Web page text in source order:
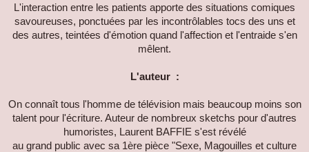
L'interaction entre les patients apporte des situations comiques
savoureuses, ponctuées par les incontrôlables tocs des uns et
des autres, teintées d'émotion quand l'affection et l'entraide s'en
mêlent.
L'auteur :
On connaît tous l'homme de télévision mais beaucoup moins son
talent pour l'écriture. Auteur de nombreux sketchs pour d'autres
humoristes, Laurent BAFFIE s'est révélé
au grand public avec sa 1ère pièce "Sexe, Magouilles et culture